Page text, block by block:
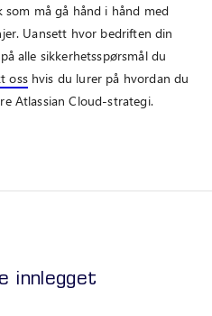
må gå hånd i hånd med
Uansett hvor bedriften din
alle sikkerhetsspørsmål du
osshvis du lurer på hvordan du
Atlassian Cloud-strategi.
innlegget